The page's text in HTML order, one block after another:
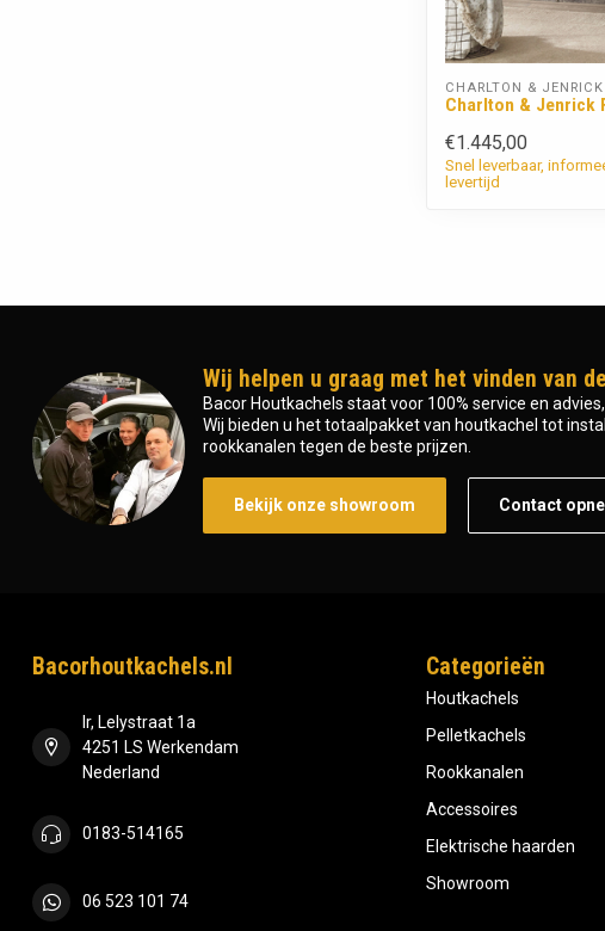
CHARLTON & JENRICK
Charlton & Jenrick
€1.445,00
Snel leverbaar,
levertijd
Wij helpen u graag met het vinden van
Bacor Houtkachels staat voor 100% service en
Wij bieden u het totaalpakket van houtkachel tot
rookkanalen tegen de beste prijzen.
Bekijk onze showroom Contact
Bacorhoutkachels.nl
Ir, Lelystraat 1a
4251 LS Werkendam
Nederland
0183-514165
06 523 101 74
Categorieën
Houtkachels
Pelletkachels
Rookkanalen
Accessoires
Elektrische haarden
Showroom